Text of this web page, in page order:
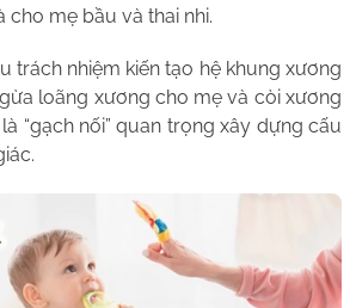
cho mẹ bầu và thai nhi.
trách nhiệm kiến tạo hệ khung xương
loãng xương cho mẹ và còi xương
“gạch nối” quan trọng xây dựng cấu